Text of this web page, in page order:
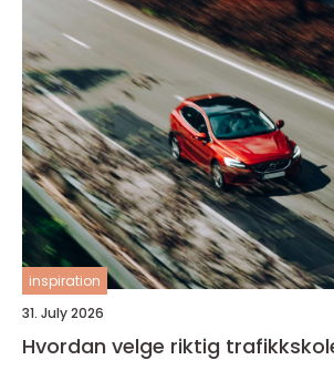
inspiration
31. July 2026
Hvordan velge riktig